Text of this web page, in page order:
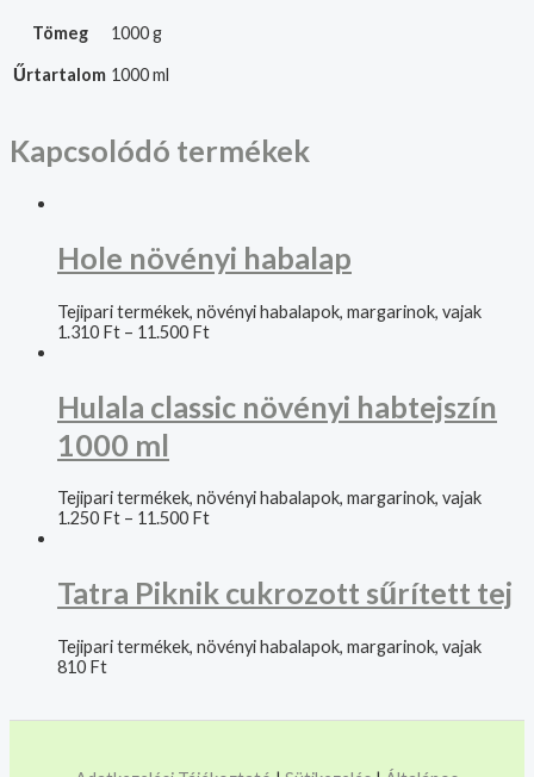
Tömeg 1000 g
Űrtartalom 1000 ml
Kapcsolódó termékek
Hole növényi habalap
Tejipari termékek, növényi habalapok, margarinok, vajak
1.310 Ft – 11.500 Ft
Hulala classic növényi habtejszín
1000 ml
Tejipari termékek, növényi habalapok, margarinok, vajak
1.250 Ft – 11.500 Ft
Tatra Piknik cukrozott sűrített tej
Tejipari termékek, növényi habalapok, margarinok, vajak
810 Ft